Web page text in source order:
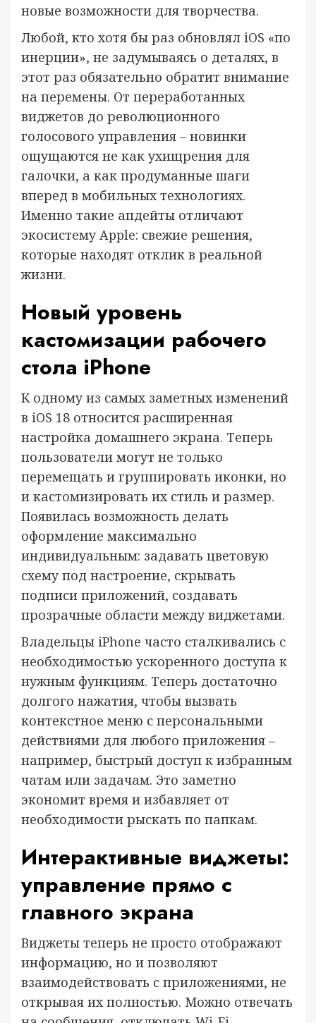
новые возможности для творчества.
Любой, кто хотя бы раз обновлял iOS «по
инерции», не задумываясь о деталях, в
этот раз обязательно обратит внимание
на перемены. От переработанных
виджетов до революционного
голосового управления – новинки
ощущаются не как ухищрения для
галочки, а как продуманные шаги
вперед в мобильных технологиях.
Именно такие апдейты отличают
экосистему Apple: свежие решения,
которые находят отклик в реальной
жизни.
Новый уровень
кастомизации рабочего
стола iPhone
К одному из самых заметных изменений
в iOS 18 относится расширенная
настройка домашнего экрана. Теперь
пользователи могут не только
перемещать и группировать иконки, но
и кастомизировать их стиль и размер.
Появилась возможность делать
оформление максимально
индивидуальным: задавать цветовую
схему под настроение, скрывать
подписи приложений, создавать
прозрачные области между виджетами.
Владельцы iPhone часто сталкивались с
необходимостью ускоренного доступа к
нужным функциям. Теперь достаточно
долгого нажатия, чтобы вызвать
контекстное меню с персональными
действиями для любого приложения –
например, быстрый доступ к избранным
чатам или задачам. Это заметно
экономит время и избавляет от
необходимости рыскать по папкам.
Интерактивные виджеты:
управление прямо с
главного экрана
Виджеты теперь не просто отображают
информацию, но и позволяют
взаимодействовать с приложениями, не
открывая их полностью. Можно отвечать